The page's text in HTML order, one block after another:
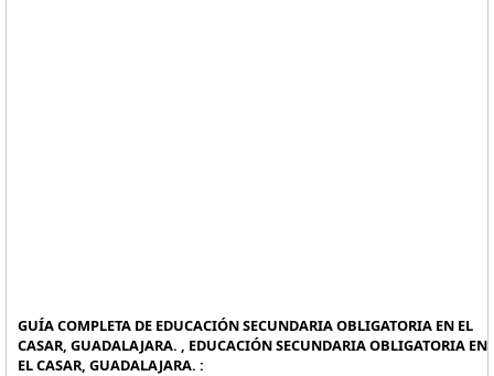
GUÍA COMPLETA DE EDUCACIÓN SECUNDARIA OBLIGATORIA EN EL
CASAR, GUADALAJARA. , EDUCACIÓN SECUNDARIA OBLIGATORIA EN
EL CASAR, GUADALAJARA. :